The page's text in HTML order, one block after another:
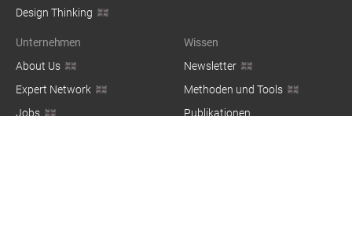
Design Thinking
Unternehmen
About Us
Expert Network
Jobs
Wissen
Newsletter
Methoden und Tools
Publikationen